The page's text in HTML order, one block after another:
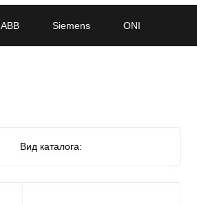
ABB Siemens ONI
Вид каталога: